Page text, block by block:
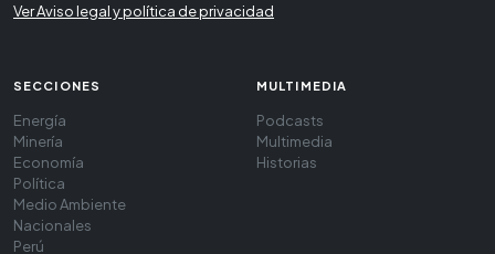
Ver Aviso legal y política de privacidad
SECCIONES
Energía
Minería
Economía
Política
Medio Ambiente
Nacionales
Perú
MULTIMEDIA
Podcasts
Multimedia
Historias